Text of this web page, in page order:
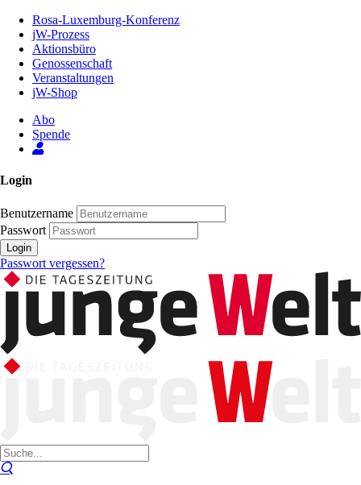
Inhalt
Seite
Rosa-Luxemburg-Konferenz
jW-Prozess
Aktionsbüro
Genossenschaft
Veranstaltungen
jW-Shop
Abo
Spende
Login
Benutzername
Passwort
Login
Passwort vergessen?